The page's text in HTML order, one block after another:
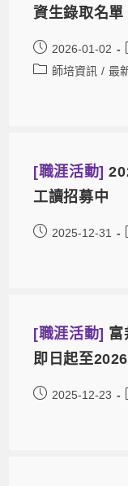
資生錄取名單
2026-01-02
師培資訊 / 最
[職涯活動]
工讀招募中
2025-12-31
[職涯活動] 富
即日起至
2025-12-23